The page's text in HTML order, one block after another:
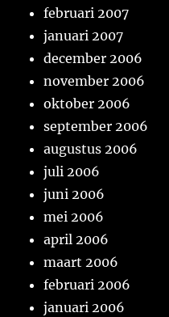
februari 2007
januari 2007
december 2006
november 2006
oktober 2006
september 2006
augustus 2006
juli 2006
juni 2006
mei 2006
april 2006
maart 2006
februari 2006
januari 2006